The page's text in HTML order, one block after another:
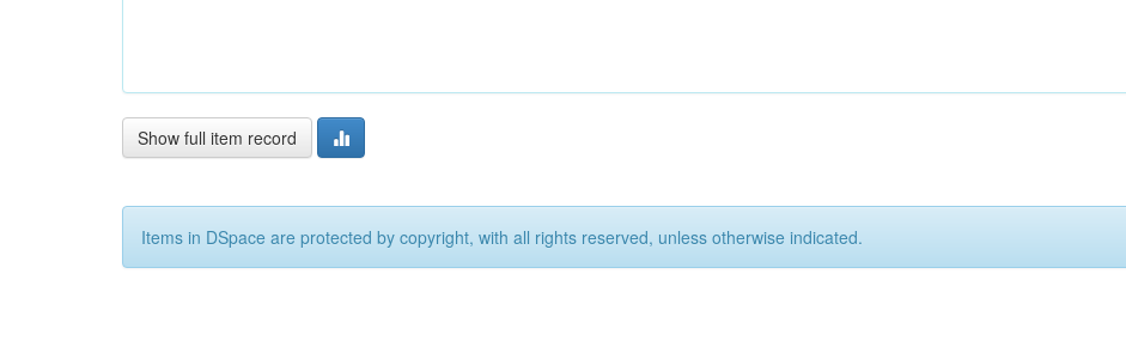
Show full item record
Items in DSpace are protected by copyright, with all rights reserved, unless otherwise indicated.